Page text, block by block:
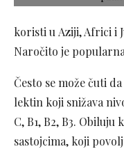
koristi u Aziji, Africi i
Naročito je
Često se može čuti
lektin koji snižava
C, B1, B2, B3.
sastojcima, koji